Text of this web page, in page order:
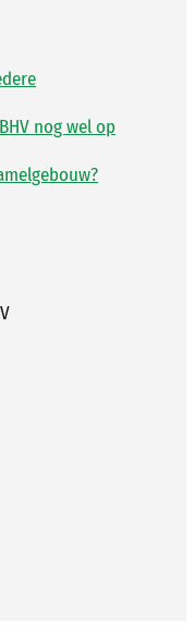
nog wel op